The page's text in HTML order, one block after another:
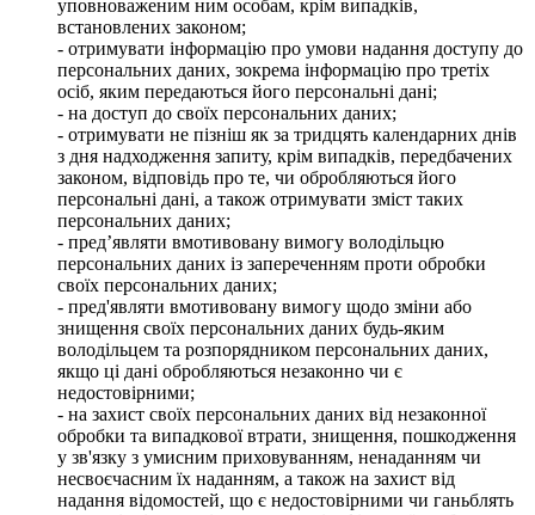
уповноваженим ним особам, крім випадків,
встановлених законом;
- отримувати інформацію про умови надання доступу до
персональних даних, зокрема інформацію про третіх
осіб, яким передаються його персональні дані;
- на доступ до своїх персональних даних;
- отримувати не пізніш як за тридцять календарних днів
з дня надходження запиту, крім випадків, передбачених
законом, відповідь про те, чи обробляються його
персональні дані, а також отримувати зміст таких
персональних даних;
- пред’являти вмотивовану вимогу володільцю
персональних даних із запереченням проти обробки
своїх персональних даних;
- пред'являти вмотивовану вимогу щодо зміни або
знищення своїх персональних даних будь-яким
володільцем та розпорядником персональних даних,
якщо ці дані обробляються незаконно чи є
недостовірними;
- на захист своїх персональних даних від незаконної
обробки та випадкової втрати, знищення, пошкодження
у зв'язку з умисним приховуванням, ненаданням чи
несвоєчасним їх наданням, а також на захист від
надання відомостей, що є недостовірними чи ганьблять